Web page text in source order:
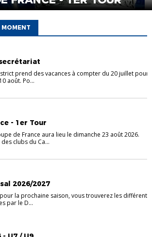
prend des vacances à compter du 20 juillet pour
août. Po...
- 1er Tour
de France aura lieu le dimanche 23 août 2026.
clubs du Ca...
2026/2027
la prochaine saison, vous trouverez les
par le D...